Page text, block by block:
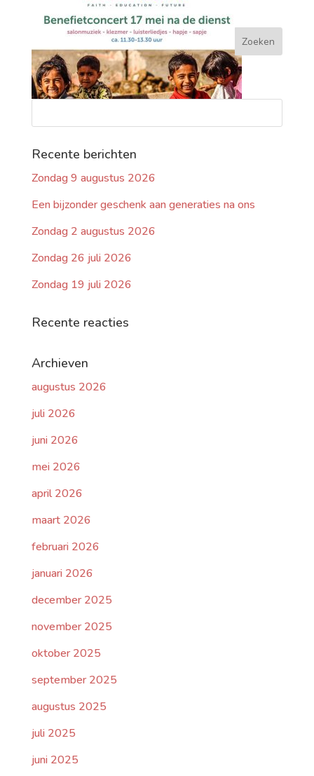
Recente berichten
Zondag 9 augustus 2026
Een bijzonder geschenk aan generaties na ons
Zondag 2 augustus 2026
Zondag 26 juli 2026
Zondag 19 juli 2026
Recente reacties
Archieven
augustus 2026
juli 2026
juni 2026
mei 2026
april 2026
maart 2026
februari 2026
januari 2026
december 2025
november 2025
oktober 2025
september 2025
augustus 2025
juli 2025
juni 2025